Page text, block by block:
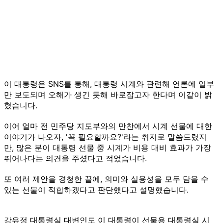
이 대통령은 SNS를 통해, 대통령 시계와 관련해 언론에 일부
만 보도되며 오해가 생긴 듯해 바로잡고자 한다며 이같이 밝
혔습니다.
이어 얼마 전 민주당 지도부와의 만찬에서 시계 선물에 대한
이야기가 나오자, '꼭 필요할까요?'라는 취지로 말씀드렸지
만, 많은 분이 대통령 선물 중 시계가 비용 대비 효과가 가장
뛰어나다는 의견을 주셨다고 적었습니다.
또 여러 제안을 경청한 끝에, 의미와 실용성을 모두 담을 수
있는 선물이 적합하겠다고 판단했다고 설명했습니다.
강유정 대통령실 대변인도 이 대통령이 선물용 대통령실 시